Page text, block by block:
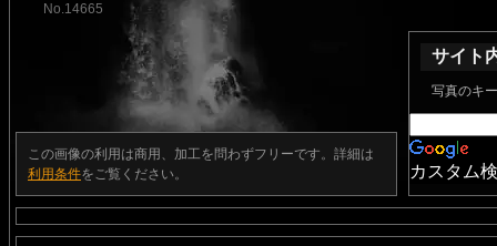
No.14665
この画像の利用は商用、加工を問わずフリーです。詳細は
利用条件をご覧ください。
サイト
写真のキ
カスタム